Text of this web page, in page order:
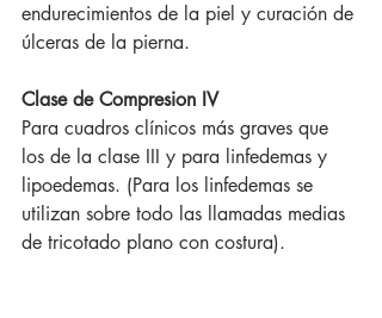
endurecimientos de la piel y curación de
úlceras de la pierna.
Clase de Compresion IV
Para cuadros clínicos más graves que
los de la clase III y para linfedemas y
lipoedemas. (Para los linfedemas se
utilizan sobre todo las llamadas medias
de tricotado plano con costura).